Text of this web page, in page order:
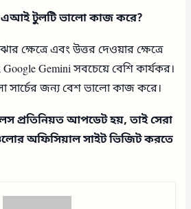
এআই টুলটি ভালো কাজ করে?
ক্ষেত্রে এবং উত্তর দেওয়ার ক্ষেত্রে
Gemini সবচেয়ে বেশি কার্যকর।
সার্চের জন্য বেশ ভালো কাজ করে।
প্রতিনিয়ত আপডেট হয়, তাই সেরা
অফিসিয়াল সাইট ভিজিট করতে